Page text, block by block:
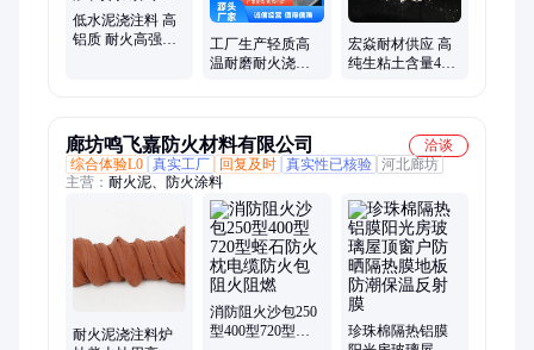
低水泥浇注料 高
铝质 耐火高强度
工厂生产轻质高
温耐磨耐火浇注
宏焱耐材供应 高
纯生粘土含量40%
廊坊鸣飞嘉防火材料有限公司
洽谈
综合体验L0 真实工厂 回复及时 真实性已核验 河北廊坊
主营： 耐火泥、防火涂料
耐火泥浇注料炉
消防阻火沙包250
型400型720型蛭
珍珠棉隔热铝膜